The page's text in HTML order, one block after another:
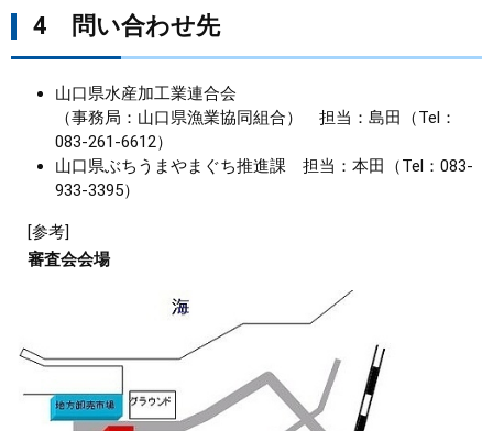
4 問い合わせ先
山口県水産加工業連合会
（事務局：山口県漁業協同組合） 担当：島田（Tel：
083-261-6612）
山口県ぶちうまやまぐち推進課 担当：本田（Tel：083-
933-3395）
[参考]
審査会会場